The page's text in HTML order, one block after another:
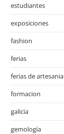
estudiantes
exposiciones
fashion
ferias
ferias de artesania
formacion
galicia
gemología